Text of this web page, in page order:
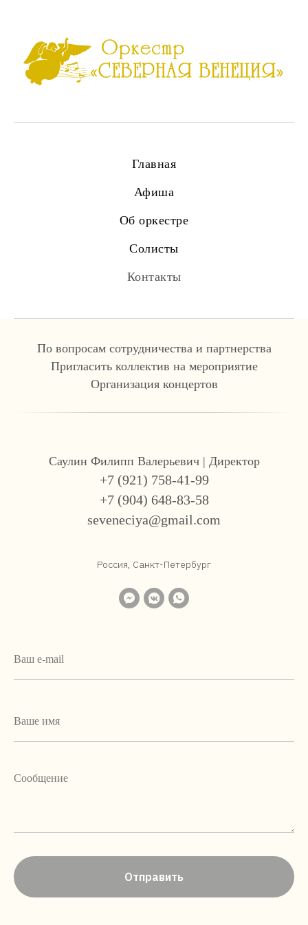
Главная
Афиша
Об оркестре
Солисты
Контакты
По вопросам сотрудничества и партнерства
Пригласить коллектив на мероприятие
Организация концертов
Саулин Филипп Валерьевич | Директор
+7 (921) 758-41-99
+7 (904) 648-83-58
seveneciya@gmail.com
Россия, Санкт-Петербург
Отправить